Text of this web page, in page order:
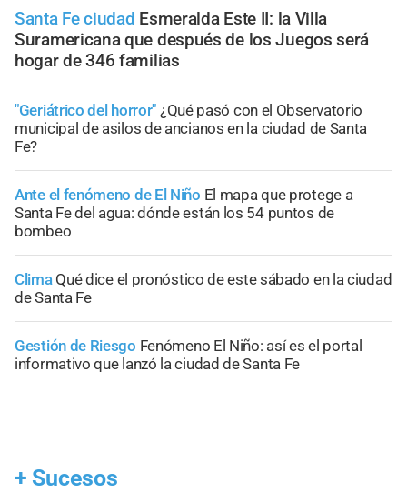
Santa Fe ciudad Esmeralda Este II: la Villa
Suramericana que después de los Juegos será
hogar de 346 familias
"Geriátrico del horror" ¿Qué pasó con el Observatorio
municipal de asilos de ancianos en la ciudad de Santa
Fe?
Ante el fenómeno de El Niño El mapa que protege a
Santa Fe del agua: dónde están los 54 puntos de
bombeo
Clima Qué dice el pronóstico de este sábado en la ciudad
de Santa Fe
Gestión de Riesgo Fenómeno El Niño: así es el portal
informativo que lanzó la ciudad de Santa Fe
+ Sucesos